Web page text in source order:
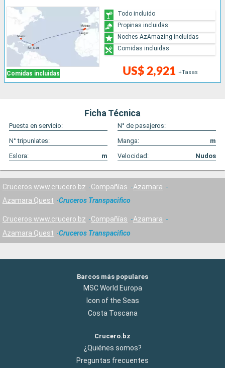
Comidas incluidas US$ 2,921 +Tasas
Todo incluido
Propinas incluidas
Noches AzAmazing incluidas
Comidas incluidas
Ficha Técnica
Puesta en servicio:
N° de pasajeros:
N° tripunlates:
Manga:
m
Eslora:
m Velocidad: Nudos
Cruceros www.crucero.bz Compañías
Azamara
Azamara Quest
Cruceros Transpacifico
Cruceros www.crucero.bz Compañías
Azamara
Azamara Quest
Cruceros Transpacifico
Barcos más populares
MSC World Europa
Icon of the Seas
Costa Toscana
Crucero.bz
¿Quiénes somos?
Preguntas frecuentes